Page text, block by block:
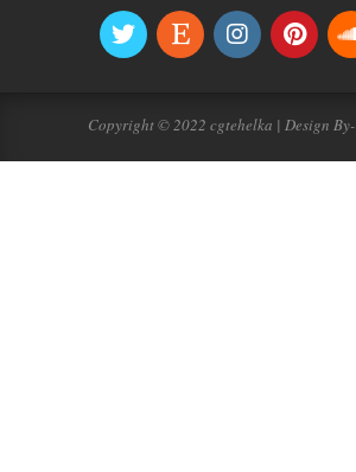
Copyright © 2022 cgtehelka | Design By-